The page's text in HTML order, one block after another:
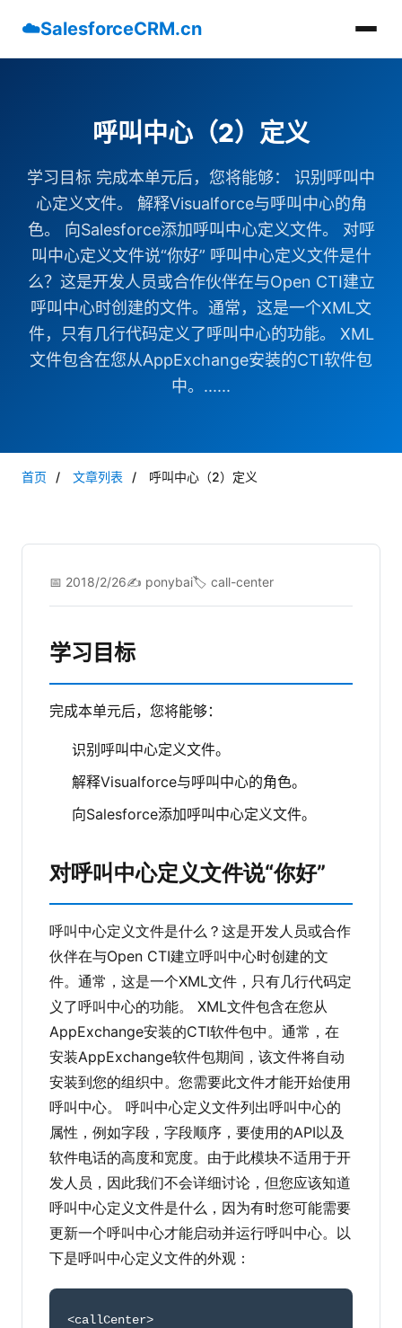
☁️SalesforceCRM.cn
呼叫中心（2）定义
学习目标 完成本单元后，您将能够： 识别呼叫中
心定义文件。 解释Visualforce与呼叫中心的角
色。 向Salesforce添加呼叫中心定义文件。 对呼
叫中心定义文件说“你好” 呼叫中心定义文件是什
么？这是开发人员或合作伙伴在与Open CTI建立
呼叫中心时创建的文件。通常，这是一个XML文
件，只有几行代码定义了呼叫中心的功能。 XML
文件包含在您从AppExchange安装的CTI软件包
中。......
首页 / 文章列表 / 呼叫中心（2）定义
📅 2018/2/26✍️ ponybai🏷️ call-center
学习目标
完成本单元后，您将能够：
识别呼叫中心定义文件。
解释Visualforce与呼叫中心的角色。
向Salesforce添加呼叫中心定义文件。
对呼叫中心定义文件说“你好”
呼叫中心定义文件是什么？这是开发人员或合作
伙伴在与Open CTI建立呼叫中心时创建的文
件。通常，这是一个XML文件，只有几行代码定
义了呼叫中心的功能。 XML文件包含在您从
AppExchange安装的CTI软件包中。通常，在
安装AppExchange软件包期间，该文件将自动
安装到您的组织中。您需要此文件才能开始使用
呼叫中心。 呼叫中心定义文件列出呼叫中心的
属性，例如字段，字段顺序，要使用的API以及
软件电话的高度和宽度。由于此模块不适用于开
发人员，因此我们不会详细讨论，但您应该知道
呼叫中心定义文件是什么，因为有时您可能需要
更新一个呼叫中心才能启动并运行呼叫中心。以
下是呼叫中心定义文件的外观：
<callCenter>